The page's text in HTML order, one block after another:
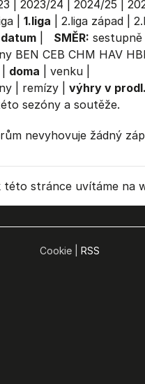
2023/24 2024/25
| 1.liga 2.liga západ|
datum| SMĚR: sestupně|
BEN CEB CHM HAV
doma venku|
| remízy| výhry v prodl.
sezóny a soutěže.
nevyhovuje žádný
této stránce uvítáme na
Cookie | RSS